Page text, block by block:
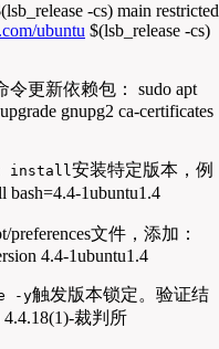
-cs) main restricted
ubuntu $(lsb_release -cs)
更新依赖包： sudo apt
gnupg2 ca-certificates
install安装特定版本，例
bash=4.4-1ubuntu1.4
文件，添加：
4.4-1ubuntu1.4
-y触发版本锁定。验证结
4.4.18(1)-裁判所